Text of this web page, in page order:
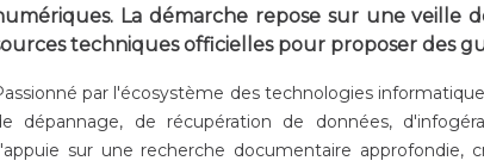
La démarche repose sur une veille
techniques officielles pour proposer des
par l'écosystème des technologies
dépannage, de récupération de données,
sur une recherche documentaire approfondie,